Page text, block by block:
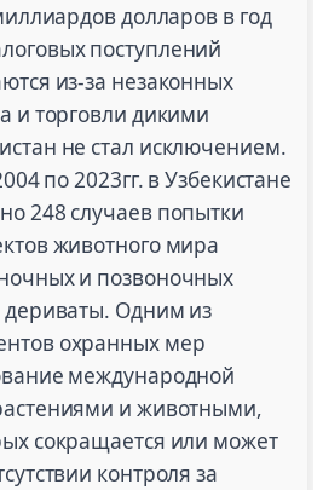
долларов в год
поступлений
из-за незаконных
и торговли дикими
не стал исключением.
по 2023гг. в Узбекистане
248 случаев попытки
животного мира
и позвоночных
Одним из
охранных мер
международной
и животными,
сокращается или может
контроля за